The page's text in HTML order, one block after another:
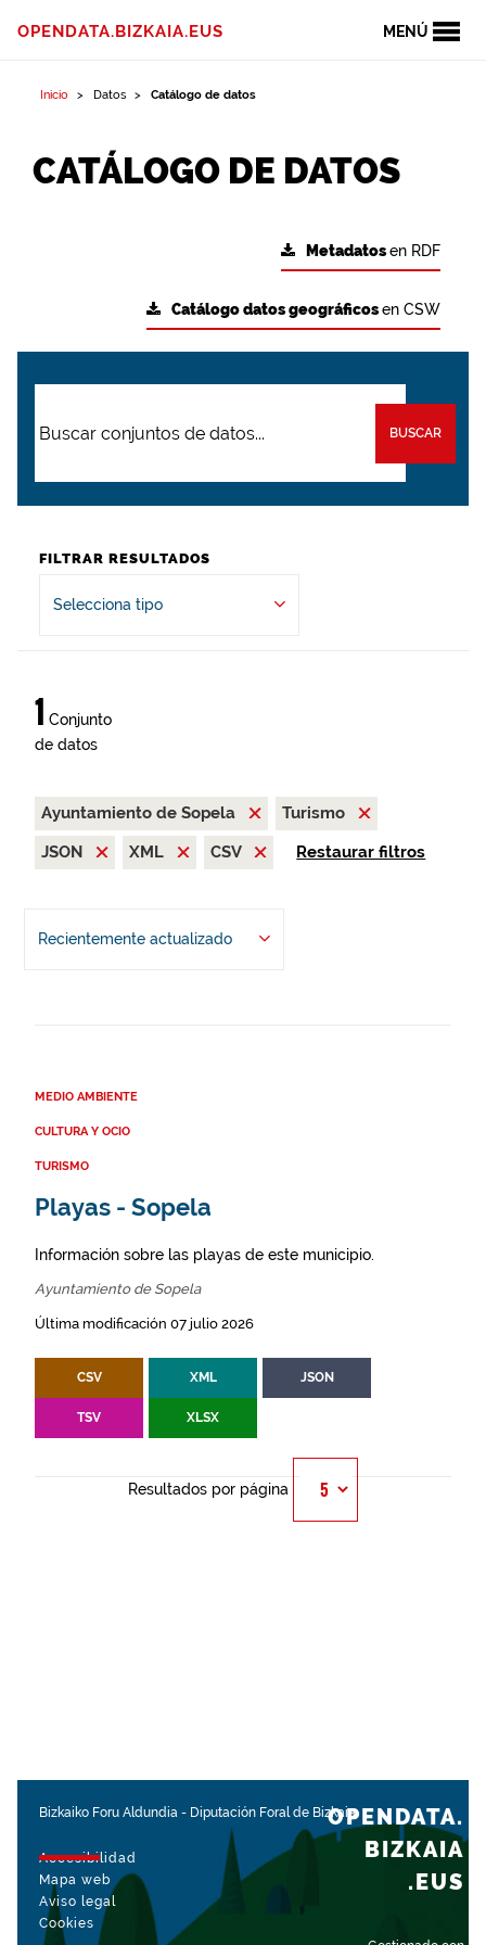
MENÚ
OPENDATA.BIZKAIA.EUS
Inicio Datos Catálogo de datos
CATÁLOGO DE DATOS
Metadatosen RDF
Catálogo datos geográficosen CSW
BUSCAR
FILTRAR RESULTADOS
Selecciona tipo
1 Conjunto
de datos
Ayuntamiento de Sopela
Turismo
JSON
XML CSV Restaurar filtros
Recientemente actualizado
MEDIO AMBIENTE
CULTURA Y OCIO
TURISMO
Playas - Sopela
Información sobre las playas de este municipio.
Ayuntamiento de Sopela
Última modificación 07 julio 2026
CSV XML JSON
TSV XLSX
Resultados por página
Bizkaiko Foru Aldundia - Diputación Foral de Bizkaia
Accesibilidad
Mapa web
Aviso legal
Cookies
OPENDATA.
BIZKAIA
.EUS